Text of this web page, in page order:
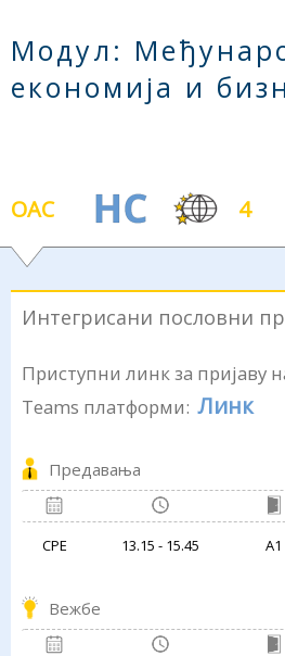
Модул:
економија и
ОАС 4
Интегрисани пословни
Приступни линк за пријаву
Teams платформи:Линк
Предавања
СРЕ 13.15 - 15.45 А1
Вежбе